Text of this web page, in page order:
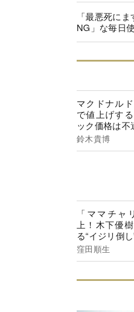
「最悪死に
NG」な毎日
マクドナル
で値上げす
ック価格は不
鈴木貴博
「ママチャ
上！木下優
る“イジリ倒
窪田順生